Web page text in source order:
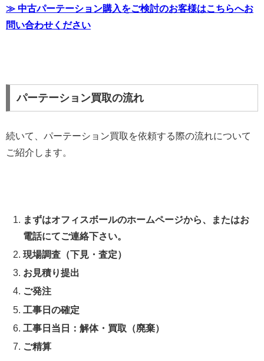
≫ 中古パーテーション購入をご検討のお客様はこちらへお
問い合わせください
パーテーション買取の流れ
続いて、パーテーション買取を依頼する際の流れについて
ご紹介します。
まずはオフィスボールのホームページから、またはお
電話にてご連絡下さい。
現場調査（下見・査定）
お見積り提出
ご発注
工事日の確定
工事日当日：解体・買取（廃棄）
ご精算